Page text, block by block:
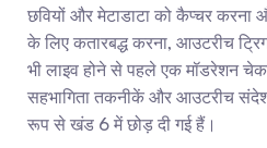
छवियों और मेटाडाटा को कैप्चर करना
के लिए कतारबद्ध करना, आउटरीच
भी लाइव होने से पहले एक मॉडरेशन
सहभागिता तकनीकें और आउटरीच संदेश
रूप से खंड 6 में छोड़ दी गई हैं।